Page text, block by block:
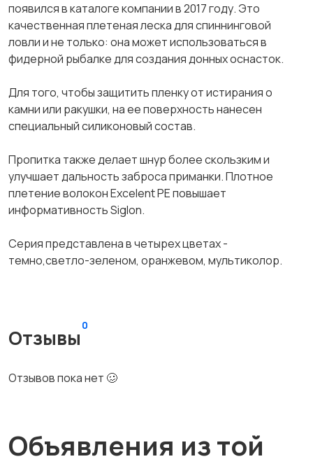
появился в каталоге компании в 2017 году. Это
качественная плетеная леска для спиннинговой
ловли и не только: она может использоваться в
фидерной рыбалке для создания донных оснасток.
Для того, чтобы защитить пленку от истирания о
камни или ракушки, на ее поверхность нанесен
специальный силиконовый состав.
Пропитка также делает шнур более скользким и
улучшает дальность заброса приманки. Плотное
плетение волокон Ехсеlеnt РЕ повышает
информативность Siglоn.
Серия представлена в четырех цветах -
темно,светло-зеленом, оранжевом, мультиколор.
Отзывы
0
Отзывов пока нет 🥴
Объявления из той